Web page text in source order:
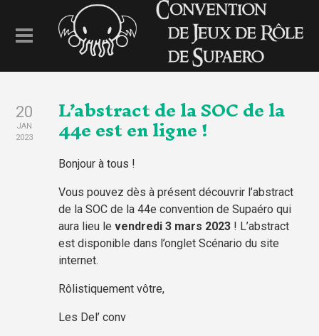
20
JAN
2023
L’abstract de la SOC de la
44e est en ligne !
Bonjour à tous !
Vous pouvez dès à présent découvrir l’abstract
de la SOC de la 44e convention de Supaéro qui
aura lieu levendredi 3 mars 2023 ! L’abstract
est disponible dans l’onglet Scénario du site
internet.
Rôlistiquement vôtre,
Les Del’ conv